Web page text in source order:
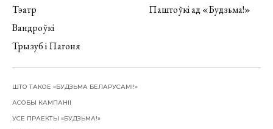
Тэатр
Вандроўкі
Трызуб і Пагоня
Паштоўкі ад «Будзьма!»
ШТО ТАКОЕ «БУДЗЬМА БЕЛАРУСАМІ!»
АСОБЫ КАМПАНІІ
УСЕ ПРАЕКТЫ «БУДЗЬМА!»